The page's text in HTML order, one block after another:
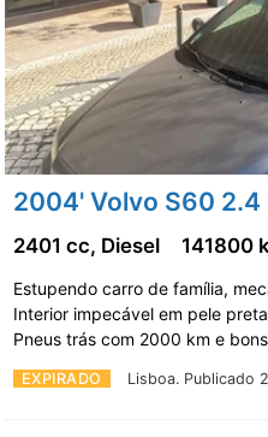
2004' Volvo S60 2.4
EXPIRADO Lisboa. Publicado
2401 cc, Diesel 141800
Estupendo carro de família,
Interior impecável em pele
Pneus trás com 2000 km e